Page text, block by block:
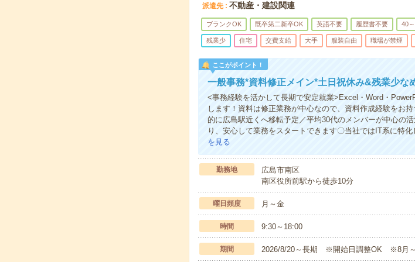
派遣先 不動産・建設関連
ブランクOK 既卒第二新卒OK 英語不要 履歴書不要 40
残業少 住宅 交費支給 大手 服装自由 職場が禁煙
ここがポイント！
一般事務*資料修正メイン*土日祝休み&残業少な
<事務経験を活かして長期で安定就業>Excel・Word・
します！資料は修正業務が中心なので、資料作成経験をお
的に広島駅近くへ移転予定／平均30代のメンバーが中心の
り、安心して業務をスタートできます〇当社ではIT系に特
を見る
勤務地
広島市南区
南区役所前駅から徒歩10分
曜日頻度 月～金
時間 9:30～18:00
期間 2026/8/20～長期 ※開始日調整OK ※8月～